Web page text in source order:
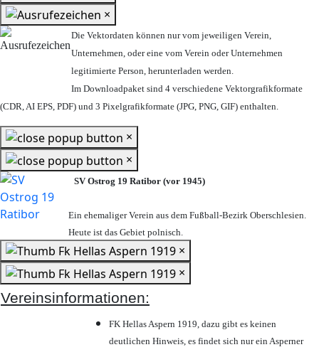
×
Die Vektordaten können nur vom jeweiligen Verein,
Unternehmen, oder eine vom Verein oder Unternehmen
legitimierte Person, herunterladen werden.
Im Downloadpaket sind 4 verschiedene Vektorgrafikformate
(CDR, AI EPS, PDF) und 3 Pixelgrafikformate (JPG, PNG, GIF) enthalten.
×
×
SV Ostrog 19 Ratibor (vor 1945)
Ein ehemaliger Verein aus dem Fußball-Bezirk Oberschlesien.
Heute ist das Gebiet polnisch.
×
×
Vereinsinformationen:
FK Hellas Aspern 1919, dazu gibt es keinen
deutlichen Hinweis, es findet sich nur ein Asperner